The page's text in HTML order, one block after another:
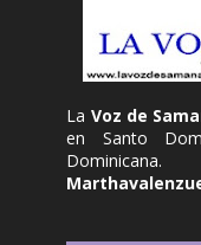
La Voz de
en Santo
Dominicana.